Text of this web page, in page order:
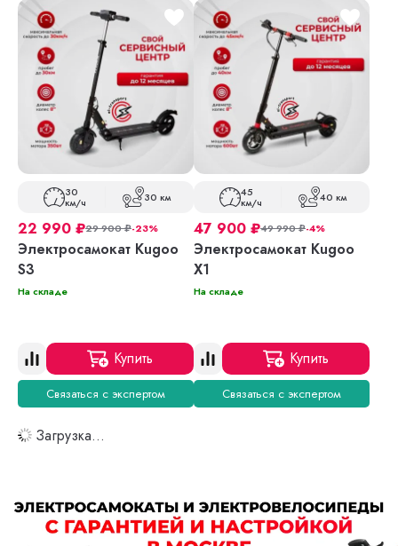
30
км/ч 30 км
22 990 ₽29 900₽-23%
Электросамокат Kugoo
S3
На складе
Купить
Связаться с экспертом
45
км/ч 40 км
47 900 ₽49 990₽-4%
Электросамокат Kugoo
X1
На складе
Купить
Связаться с экспертом
Загрузка...